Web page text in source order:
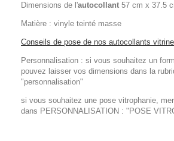
Dimensions de l'autocollant 57 cm x 37.5
Matière : vinyle teinté masse
Conseils de pose de nos autocollants vitrine
Personnalisation : si vous souhaitez un
pouvez laisser vos dimensions dans la
"personnalisation"
si vous souhaitez une pose vitrophanie,
dans PERSONNALISATION : "POSE